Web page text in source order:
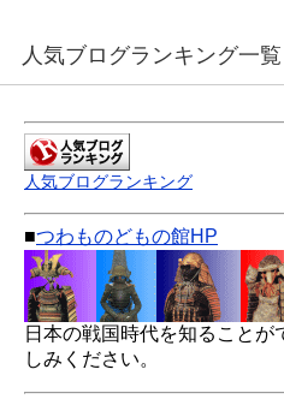
人気ブログランキング一覧
人気ブログランキング
■つわものどもの館HP
日本の戦国時代を知ること
しみください。